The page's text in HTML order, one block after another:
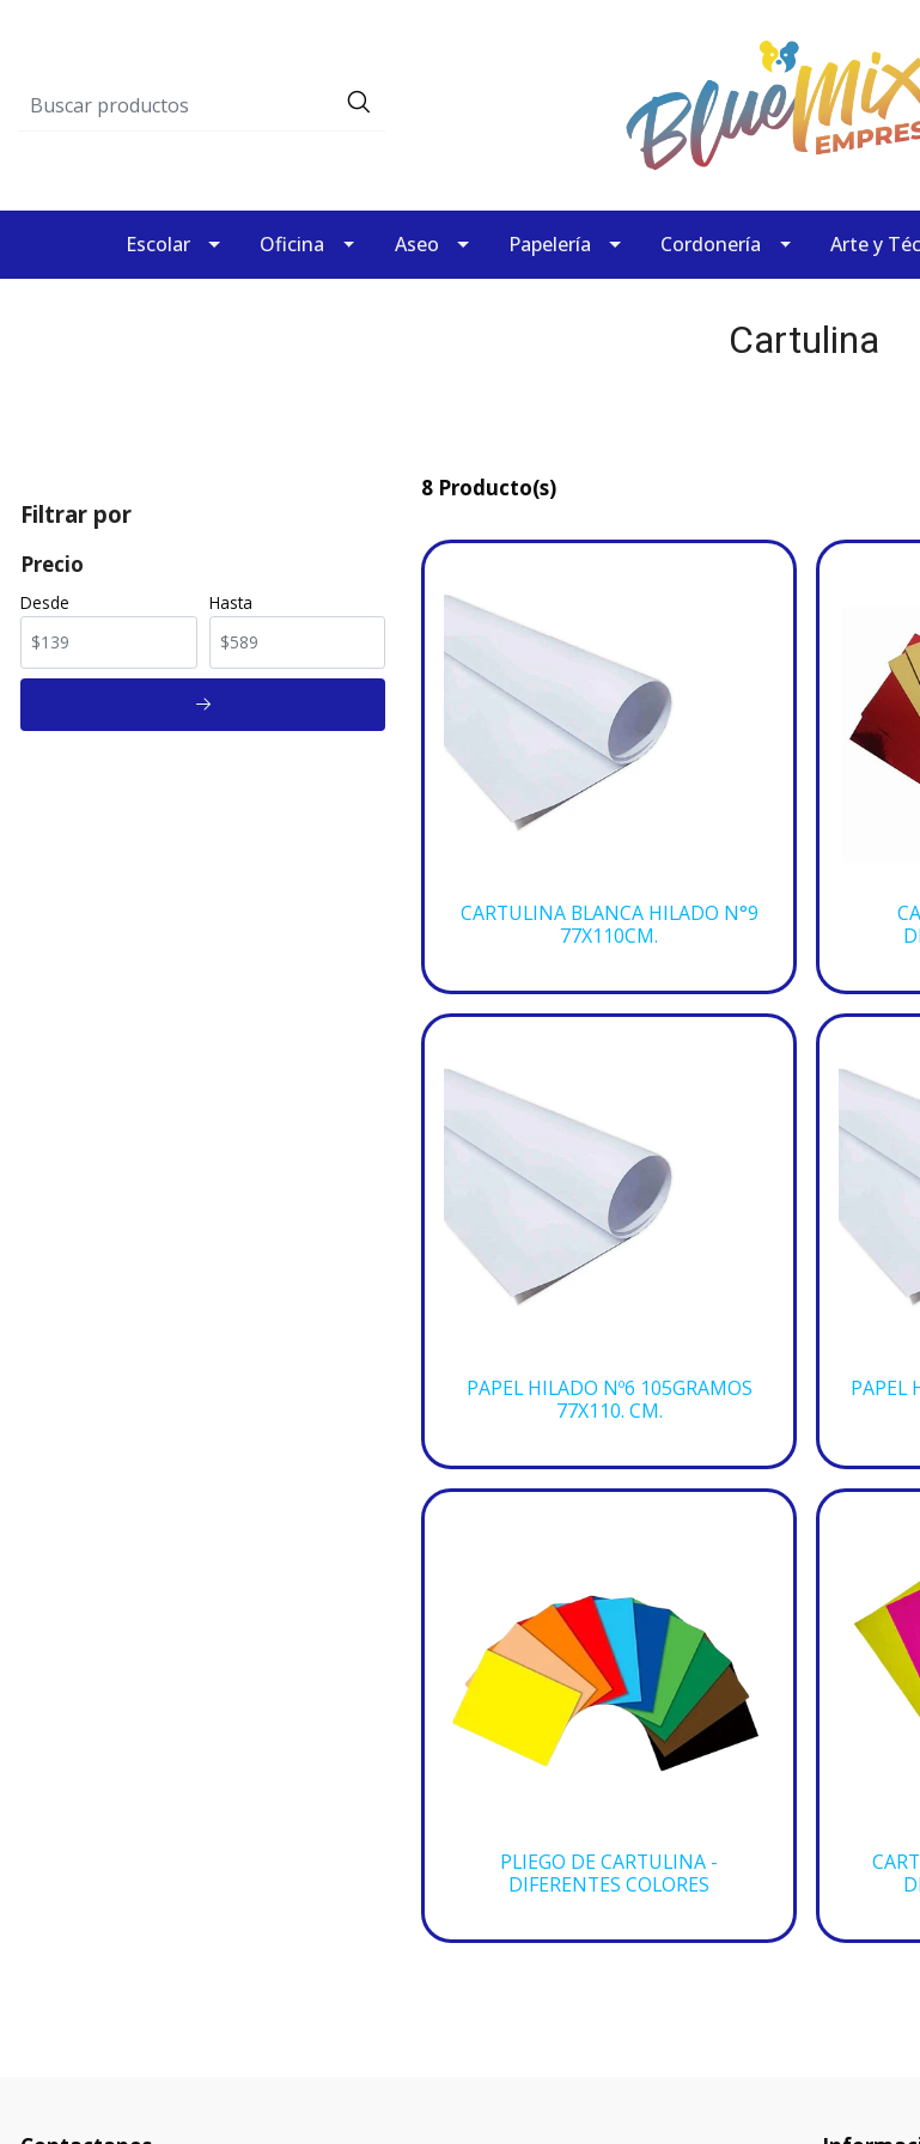
Escolar Oficina Aseo Papelería Cordonería Arte y
Cartulina
Filtrar por
Precio
Desde Hasta
8 Producto(s)
CARTULINA BLANCA HILADO N°9
77X110CM.
PAPEL HILADO Nº6 105GRAMOS
77X110. CM.
PAPEL
PLIEGO DE CARTULINA -
DIFERENTES COLORES